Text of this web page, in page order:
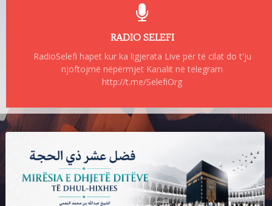
RADIO SELEFI
RadioSelefi hapet kur ka ligjerata Live për të cilat do t'ju
njoftojmë nëpërmjet Kanalit në telegram
http://t.me/SelefiOrg